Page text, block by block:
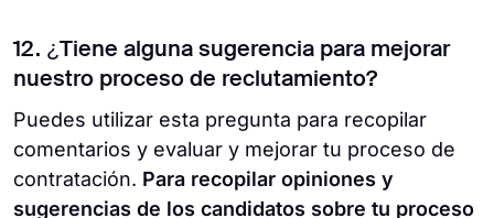
12. ¿Tiene alguna sugerencia para mejorar
nuestro proceso de reclutamiento?
Puedes utilizar esta pregunta para recopilar
comentarios y evaluar y mejorar tu proceso de
contratación. Para recopilar opiniones y
sugerencias de los candidatos sobre tu proceso